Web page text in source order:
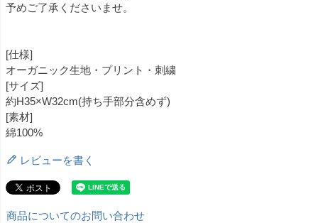
予めご了承くださいませ。
[仕様]
オーガニック生地・プリント・刺繍
[サイズ]
約H35×W32cm(持ち手部分含めず)
[素材]
綿100%
レビューを書く
商品についてのお問い合わせ